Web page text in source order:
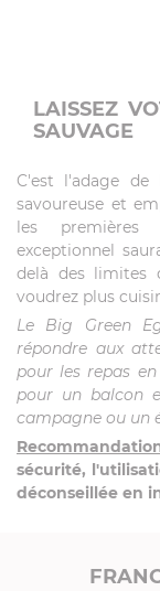
LAISSEZ
SAUVAGE
C'est l'adage de
savoureuse et
les premières
exceptionnel
delà des limites
voudrez plus
Le Big Green
répondre aux
pour les repas
pour un balcon
campagne ou un
sécurité,
déconseillée en